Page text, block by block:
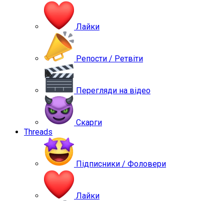
Лайки
Репости / Ретвіти
Перегляди на відео
Скарги
Threads
Підписники / Фоловери
Лайки